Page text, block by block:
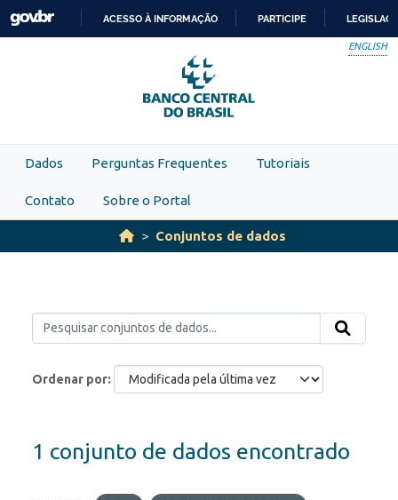
Skip to main content
PARA
O
CONTEÚDO
ACESSO À INFORMAÇÃO PARTICIPE
ENGLISH
Dados Perguntas Frequentes Tutoriais
Contato Sobre o Portal
Conjuntos de dados
Ordenar por
1 conjunto de dados encontrado